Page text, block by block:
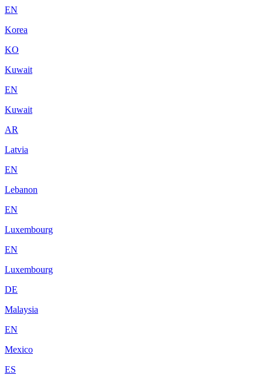
EN
Korea
KO
Kuwait
EN
Kuwait
AR
Latvia
EN
Lebanon
EN
Luxembourg
EN
Luxembourg
DE
Malaysia
EN
Mexico
ES